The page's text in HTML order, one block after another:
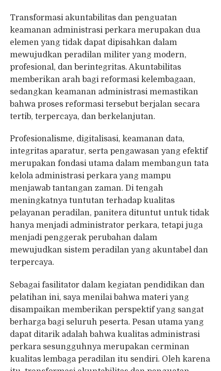
Transformasi akuntabilitas dan penguatan
keamanan administrasi perkara merupakan dua
elemen yang tidak dapat dipisahkan dalam
mewujudkan peradilan militer yang modern,
profesional, dan berintegritas. Akuntabilitas
memberikan arah bagi reformasi kelembagaan,
sedangkan keamanan administrasi memastikan
bahwa proses reformasi tersebut berjalan secara
tertib, terpercaya, dan berkelanjutan.
Profesionalisme, digitalisasi, keamanan data,
integritas aparatur, serta pengawasan yang efektif
merupakan fondasi utama dalam membangun tata
kelola administrasi perkara yang mampu
menjawab tantangan zaman. Di tengah
meningkatnya tuntutan terhadap kualitas
pelayanan peradilan, panitera dituntut untuk tidak
hanya menjadi administrator perkara, tetapi juga
menjadi penggerak perubahan dalam
mewujudkan sistem peradilan yang akuntabel dan
terpercaya.
Sebagai fasilitator dalam kegiatan pendidikan dan
pelatihan ini, saya menilai bahwa materi yang
disampaikan memberikan perspektif yang sangat
berharga bagi seluruh peserta. Pesan utama yang
dapat ditarik adalah bahwa kualitas administrasi
perkara sesungguhnya merupakan cerminan
kualitas lembaga peradilan itu sendiri. Oleh karena